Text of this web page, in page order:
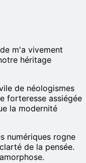
m'a vivement
héritage
de néologismes
forteresse assiégée
la modernité
numériques rogne
de la pensée.